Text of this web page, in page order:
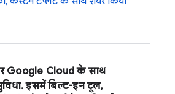
Google Cloudके साथ
इसमें बिल्ट-इन टूल,